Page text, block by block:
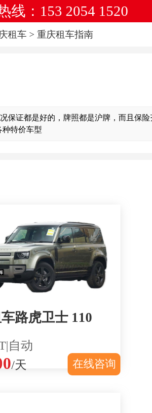
线：153 2054 1520
租车> 重庆租车指南
证都是好的，牌照都是沪牌，而且保
种特价车型
路虎卫士 110
自动
/天 在线咨询